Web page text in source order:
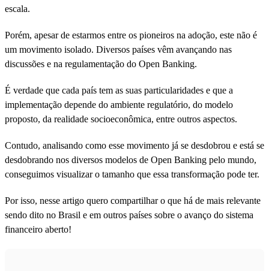
escala.
Porém, apesar de estarmos entre os pioneiros na adoção, este não é
um movimento isolado. Diversos países vêm avançando nas
discussões e na regulamentação do Open Banking.
É verdade que cada país tem as suas particularidades e que a
implementação depende do ambiente regulatório, do modelo
proposto, da realidade socioeconômica, entre outros aspectos.
Contudo, analisando como esse movimento já se desdobrou e está se
desdobrando nos diversos modelos de Open Banking pelo mundo,
conseguimos visualizar o tamanho que essa transformação pode ter.
Por isso, nesse artigo quero compartilhar o que há de mais relevante
sendo dito no Brasil e em outros países sobre o avanço do sistema
financeiro aberto!